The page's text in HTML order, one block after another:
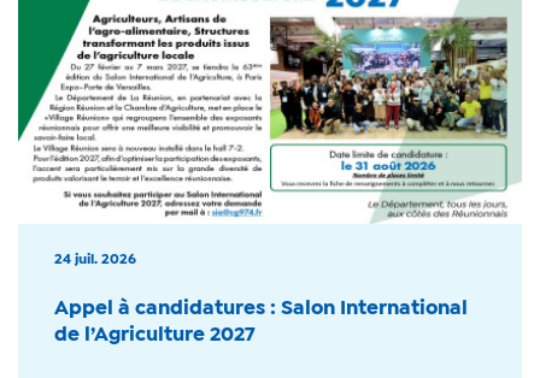
24 juil. 2026
Appel à candidatures : Salon International
de l’Agriculture 2027